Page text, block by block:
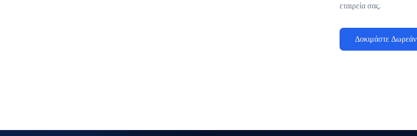
εταιρεία σας.
Δοκιμάστε Δωρεάν